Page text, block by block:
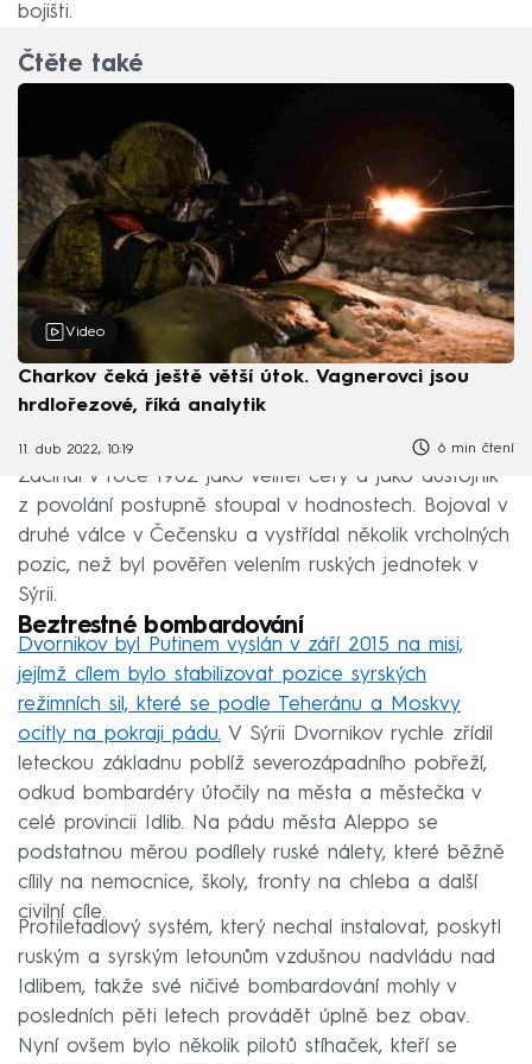
bojišti.
Čtěte také
Video
Charkov čeká ještě větší útok. Vagnerovci jsou
hrdlořezové, říká analytik
11. dub 2022, 10:19 6 min čtení
Začínal v roce 1982 jako velitel čety a jako důstojník
z povolání postupně stoupal v hodnostech. Bojoval v
druhé válce v Čečensku a vystřídal několik vrcholných
pozic, než byl pověřen velením ruských jednotek v
Sýrii.
Beztrestné bombardování
Dvornikov byl Putinem vyslán v září 2015 na misi,
jejímž cílem bylo stabilizovat pozice syrských
režimních sil, které se podle Teheránu a Moskvy
ocitly na pokraji pádu. V Sýrii Dvornikov rychle zřídil
leteckou základnu poblíž severozápadního pobřeží,
odkud bombardéry útočily na města a městečka v
celé provincii Idlib. Na pádu města Aleppo se
podstatnou měrou podílely ruské nálety, které běžně
cílily na nemocnice, školy, fronty na chleba a další
civilní cíle.
Protiletadlový systém, který nechal instalovat, poskytl
ruským a syrským letounům vzdušnou nadvládu nad
Idlibem, takže své ničivé bombardování mohly v
posledních pěti letech provádět úplně bez obav.
Nyní ovšem bylo několik pilotů stíhaček, kteří se